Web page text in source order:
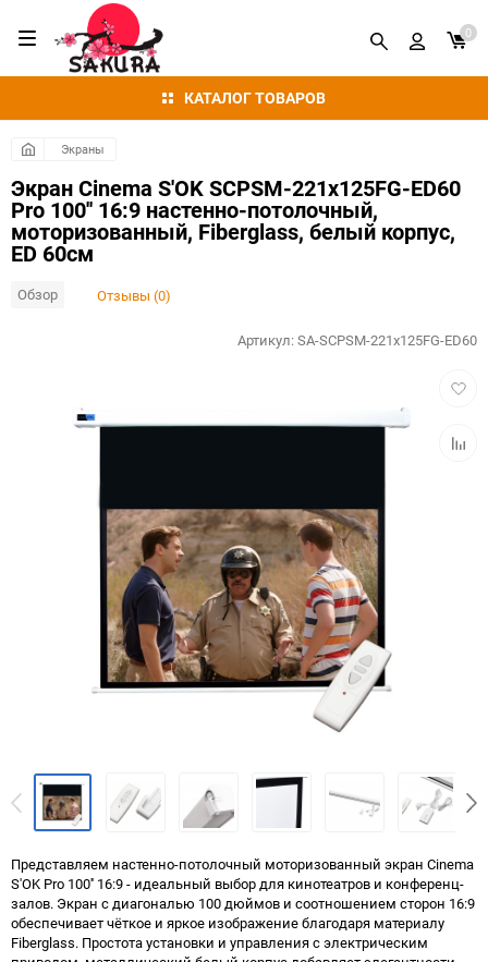
КАТАЛОГ ТОВАРОВ
0
Экраны
Экран Cinema S'OK SCPSM-221x125FG-ED60
Pro 100'' 16:9 настенно-потолочный,
моторизованный, Fiberglass, белый корпус,
ED 60см
Обзор Отзывы (0)
Артикул:SA-SCPSM-221x125FG-ED60
Представляем настенно-потолочный моторизованный экран Cinema
S'OK Pro 100'' 16:9 - идеальный выбор для кинотеатров и конференц-
залов. Экран с диагональю 100 дюймов и соотношением сторон 16:9
обеспечивает чёткое и яркое изображение благодаря материалу
Fiberglass. Простота установки и управления с электрическим